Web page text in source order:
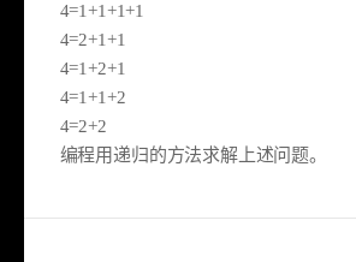
4=1+1+1+1
4=2+1+1
4=1+2+1
4=1+1+2
4=2+2
编程用递归的方法求解上述问题。